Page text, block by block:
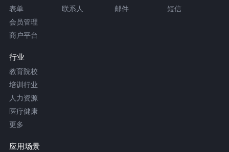
表单 联系人 邮件
短信
会员管理
商户平台
行业
教育院校
培训行业
人力资源
医疗健康
更多
应用场景